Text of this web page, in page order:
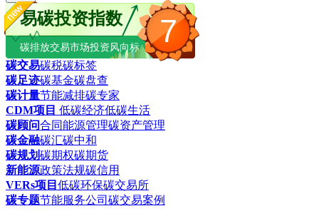
7
易碳投资指数
碳排放交易市场投资风向标
碳交易碳税碳标签
碳足迹碳基金碳盘查
碳计量节能减排碳专家
CDM项目 低碳经济低碳生活
碳顾问合同能源管理碳资产管理
碳金融碳汇碳中和
碳规划碳期权碳期货
新能源政策法规碳信用
VERs项目 低碳环保碳交易所
碳专题节能服务公司 碳交易案例